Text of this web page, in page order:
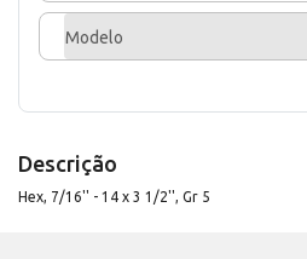
Modelo
Descrição
Hex, 7/16'' - 14 x 3 1/2'', Gr 5